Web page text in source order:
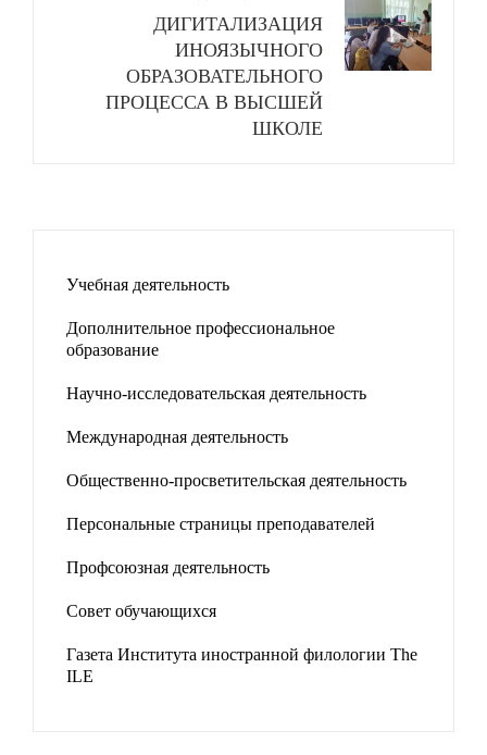
ДИГИТАЛИЗАЦИЯ
ИНОЯЗЫЧНОГО
ОБРАЗОВАТЕЛЬНОГО
ПРОЦЕССА В ВЫСШЕЙ
ШКОЛЕ
Учебная деятельность
Дополнительное профессиональное
образование
Научно-исследовательская деятельность
Международная деятельность
Общественно-просветительская деятельность
Персональные страницы преподавателей
Профсоюзная деятельность
Совет обучающихся
Газета Института иностранной филологии The
ILE